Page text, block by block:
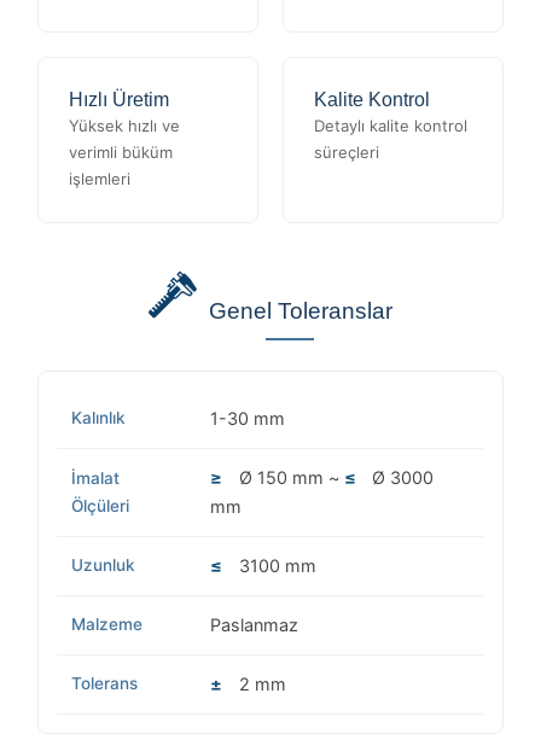
Hızlı Üretim
Yüksek hızlı ve
verimli büküm
işlemleri
Kalite Kontrol
Detaylı kalite kontrol
süreçleri
Genel Toleranslar
Kalınlık 1-30 mm
İmalat
Ölçüleri
≥ Ø 150 mm ~ ≤
Ø 3000
mm
Uzunluk ≤ 3100 mm
Malzeme Paslanmaz
Tolerans ± 2 mm